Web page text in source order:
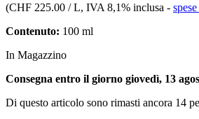
(CHF 225.00 / L, IVA 8,1% inclusa -
Contenuto: 100 ml
In Magazzino
Consegna entro il giorno giovedì, 13
Di questo articolo sono rimasti ancora 14